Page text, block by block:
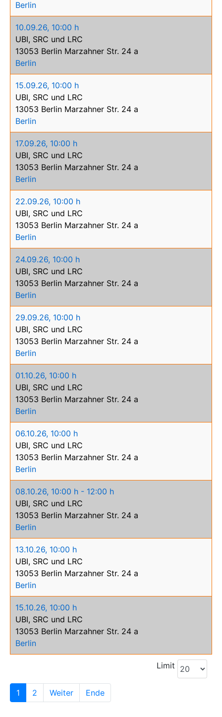
Berlin
10.09.26, 10:00 h
UBI, SRC und LRC
13053 Berlin Marzahner Str. 24 a
Berlin
15.09.26, 10:00 h
UBI, SRC und LRC
13053 Berlin Marzahner Str. 24 a
Berlin
17.09.26, 10:00 h
UBI, SRC und LRC
13053 Berlin Marzahner Str. 24 a
Berlin
22.09.26, 10:00 h
UBI, SRC und LRC
13053 Berlin Marzahner Str. 24 a
Berlin
24.09.26, 10:00 h
UBI, SRC und LRC
13053 Berlin Marzahner Str. 24 a
Berlin
29.09.26, 10:00 h
UBI, SRC und LRC
13053 Berlin Marzahner Str. 24 a
Berlin
01.10.26, 10:00 h
UBI, SRC und LRC
13053 Berlin Marzahner Str. 24 a
Berlin
06.10.26, 10:00 h
UBI, SRC und LRC
13053 Berlin Marzahner Str. 24 a
Berlin
08.10.26, 10:00 h - 12:00 h
UBI, SRC und LRC
13053 Berlin Marzahner Str. 24 a
Berlin
13.10.26, 10:00 h
UBI, SRC und LRC
13053 Berlin Marzahner Str. 24 a
Berlin
15.10.26, 10:00 h
UBI, SRC und LRC
13053 Berlin Marzahner Str. 24 a
Berlin
Limit
1 2 Weiter Ende